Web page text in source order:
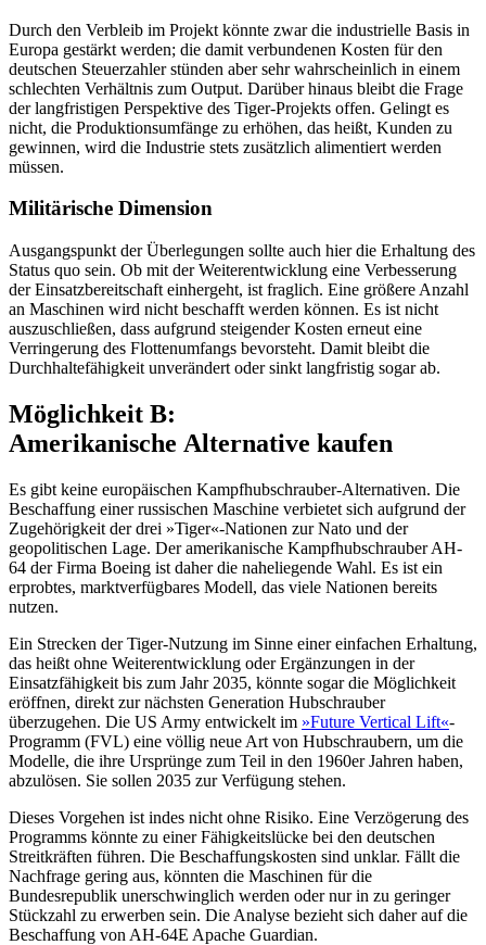
Durch den Verbleib im Projekt könnte zwar die industrielle Basis in
Europa gestärkt werden; die damit verbundenen Kosten für den
deutschen Steuerzahler stünden aber sehr wahrscheinlich in einem
schlechten Verhältnis zum Output. Darüber hinaus bleibt die Frage
der langfristigen Perspek­tive des Tiger-Projekts offen. Gelingt es
nicht, die Produktionsumfänge zu erhöhen, das heißt, Kunden zu
gewinnen, wird die Industrie stets zusätzlich alimentiert wer­den
müssen.
Militärische Dimension
Ausgangspunkt der Überlegungen sollte auch hier die Erhaltung des
Status quo sein. Ob mit der Weiterentwicklung eine Verbes­serung
der Einsatzbereitschaft einhergeht, ist fraglich. Eine größere Anzahl
an Maschi­nen wird nicht beschafft werden können. Es ist nicht
auszuschließen, dass aufgrund steigender Kosten erneut eine
Verringerung des Flot­tenumfangs bevorsteht. Damit bleibt die
Durchhaltefähigkeit unverändert oder sinkt langfristig sogar ab.
Möglichkeit B:
Amerikanische Alternative kaufen
Es gibt keine europäischen Kampfhubschrau­ber-Alternativen. Die
Beschaffung einer rus­sischen Maschine verbietet sich aufgrund der
Zugehörigkeit der drei »Tiger«-Nationen zur Nato und der
geopolitischen Lage. Der amerikanische Kampfhubschrauber AH-
64 der Firma Boeing ist daher die naheliegende Wahl. Es ist ein
erprobtes, marktverfüg­bares Modell, das viele Natio­nen bereits
nutzen.
Ein Strecken der Tiger-Nutzung im Sinne einer einfachen Erhaltung,
das heißt ohne Weiterentwicklung oder Ergänzungen in der
Einsatzfähigkeit bis zum Jahr 2035, könnte sogar die Möglichkeit
eröffnen, direkt zur nächsten Generation Hubschrauber
überzugehen. Die US Army entwickelt im »Future Vertical Lift«-
Programm (FVL) eine völlig neue Art von Hubschraubern, um die
Modelle, die ihre Ursprünge zum Teil in den 1960er Jahren haben,
abzulösen. Sie sollen 2035 zur Verfügung stehen.
Dieses Vorgehen ist indes nicht ohne Risiko. Eine Verzögerung des
Programms könnte zu einer Fähigkeitslücke bei den deutschen
Streitkräften führen. Die Beschaf­fungskosten sind unklar. Fällt die
Nach­frage gering aus, könnten die Maschinen für die
Bundesrepublik unerschwinglich werden oder nur in zu geringer
Stückzahl zu erwerben sein. Die Analyse bezieht sich daher auf die
Beschaffung von AH-64E Apache Guardian.